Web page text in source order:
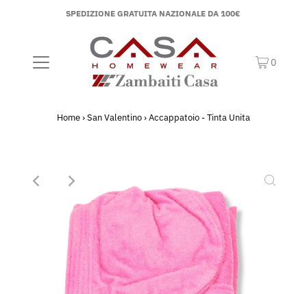
SPEDIZIONE GRATUITA NAZIONALE DA 100€
0
Home›San Valentino›Accappatoio - Tinta Unita